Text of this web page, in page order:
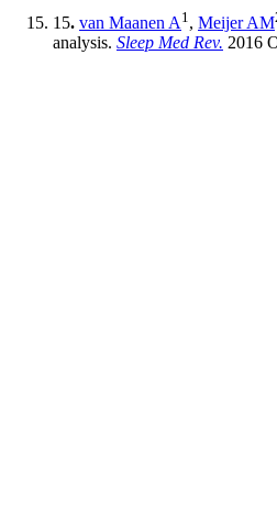
15. van Maanen A 1, Meijer AM
analysis. Sleep Med Rev. 2016